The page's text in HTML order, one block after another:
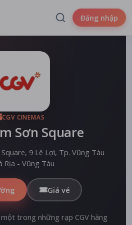
Đăng nhập
CGV CINEMAS
Sơn Square
9 Lê Lợi, Tp. Vũng Tàu
Rịa - Vũng Tàu
Giá vé
một trong những rạp CGV hàng